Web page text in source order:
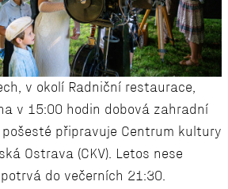
v okolí Radniční restaurace,
v 15:00 hodin dobová zahradní
připravuje Centrum kultury
Ostrava (CKV). Letos nese
do večerních 21:30.